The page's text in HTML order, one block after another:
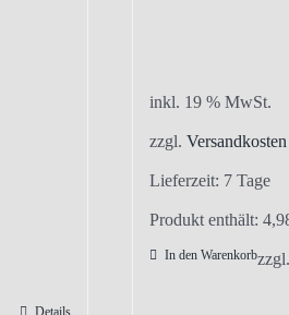
Details
inkl. 19 % MwSt.
zzgl. Versandkosten
Lieferzeit: 7 Tage
Produkt enthält:
In den Warenkorbzzgl.